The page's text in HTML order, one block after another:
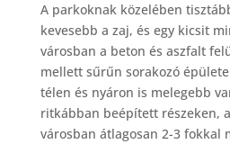
A parkoknak közelében
kevesebb a zaj, és egy kicsit
városban a beton és aszfalt
mellett sűrűn sorakozó
télen és nyáron is melegebb
ritkábban beépített részeken,
városban átlagosan 2-3 fokkal